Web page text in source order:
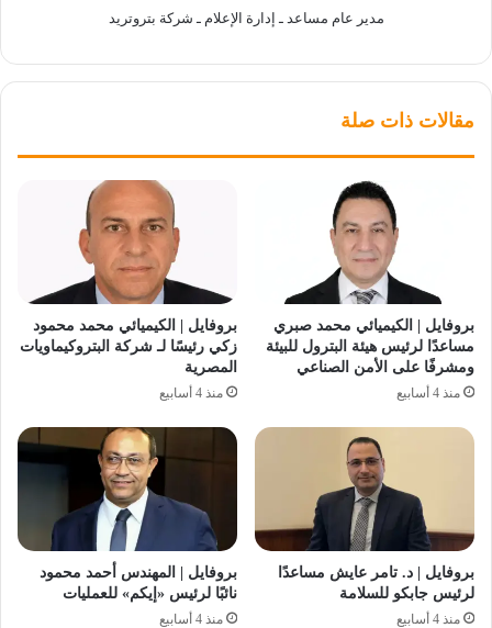
مدير عام مساعد ـ إدارة الإعلام ـ شركة بتروتريد
مقالات ذات صلة
بروفايل | الكيميائي محمد صبري
مساعدًا لرئيس هيئة البترول للبيئة
ومشرفًا على الأمن الصناعي
منذ 4 أسابيع
بروفايل | الكيميائي محمد محمود
زكي رئيسًا لـ شركة البتروكيماويات
المصرية
منذ 4 أسابيع
بروفايل | د. تامر عايش مساعدًا
لرئيس جابكو للسلامة
منذ 4 أسابيع
بروفايل | المهندس أحمد محمود
نائبًا لرئيس «إيكم» للعمليات
منذ 4 أسابيع